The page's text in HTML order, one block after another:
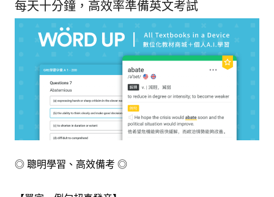
每天十分鐘，高效率準備英文考試
◎ 聰明學習、高效備考 ◎